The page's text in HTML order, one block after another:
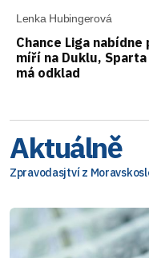
Lenka Hubingerová
Chance Liga
míří na Duklu,
má odklad
Aktuálně
Zpravodasjtví z